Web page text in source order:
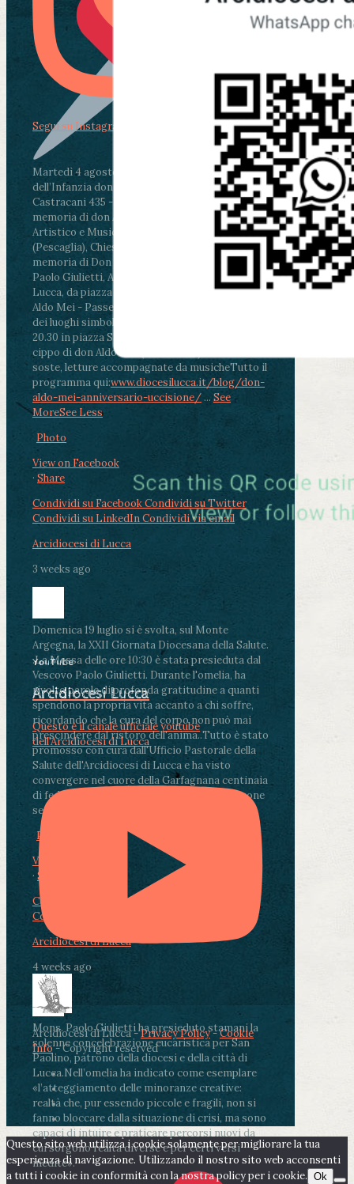
Martedì 4 agosto2026
ore 11:30 - Lucca, Scuola
dell’Infanzia don Aldo Mei - Viale Castruccio
Castracani 435 - Inaugurazione murales in
memoria di don Aldo Mei curato dal Liceo
Artistico e Musicale “Passaglia”
ore 18 - Fiano
(Pescaglia), Chiesa parrocchiale - Messa in
memoria di Don Aldo Mei celebrata da mons.
Paolo Giulietti, Arcivescovo di Lucca
ore 20.30 -
Lucca, da piazza San Michele al Cippo di don
Aldo Mei - Passeggiata della Memoria in alcuni
dei luoghi simbolo della città. Ritrovo alle ore
20.30 in piazza San Michele con conclusione al
cippo di don Aldo Mei (Porta Elisa). Durante le
soste, letture accompagnate da musicheTutto il
programma qui:www.diocesilucca.it/blog/don-
aldo-mei-anniversario-uccisione/ ... See
MoreSee Less
Photo
View on Facebook
· Share
Condividi su FacebookCondividi su Twitter
Condividi su LinkedInCondividi via email
Arcidiocesi di Lucca
3 weeks ago
Domenica 19 luglio si è svolta, sul Monte
Argegna, la XXII Giornata Diocesana della Salute.
.La Messa delle ore 10:30 è stata presieduta dal
Vescovo Paolo Giulietti. Durante l'omelia, ha
rivolto parole di profonda gratitudine a quanti
spendono la propria vita accanto a chi soffre,
ricordando che la cura del corpo non può mai
prescindere dal ristoro dell'anima..Tutto è stato
promosso con cura dall'Ufficio Pastorale della
Salute dell'Arcidiocesi di Lucca e ha visto
convergere nel cuore della Garfagnana centinaia
di fedeli, operatori sanitari, volontari e persone
segnate dalla malattia.
Photo
View on Facebook
· Share
Condividi su Facebook
Condividi su LinkedIn
Arcidiocesi di Lucca
4 weeks ago
Mons. Paolo Giulietti ha presieduto stamani la
solenne concelebrazione eucaristica per San
Paolino, patrono della diocesi e della città di
Lucca.Nell’omelia ha indicato come esemplare
«l’atteggiamento delle minoranze creative:
realtà che, pur essendo piccole e fragili, non si
fanno bloccare dalla situazione di crisi, ma sono
capaci di intuire e praticare percorsi nuovi da
cui sorgono realtà diverse e per certi versi
inedite».
Segui su Instagram
YouTube
Arcidiocesi Lucca
Questo è il canale ufficiale youtube
dell'Arcidiocesi di Lucca
Arcidiocesi di Lucca -Privacy Policy-Cookie
Info- Copyright reserved
Questo sito web utilizza i cookie solamente per migliorare la tua
esperienza di navigazione. Utilizzando il nostro sito web acconsenti
a tutti i cookie in conformità con la nostra policy per i cookie. Ok